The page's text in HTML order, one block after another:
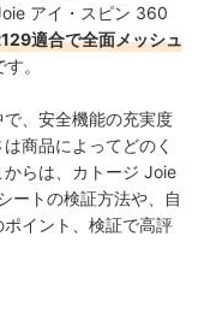
アイ・スピン 360
適合で全面メッシュ
す。
、安全機能の充実度
商品によってどのく
らは、カトージ Joie
ートの検証方法や、自
イント、検証で高評